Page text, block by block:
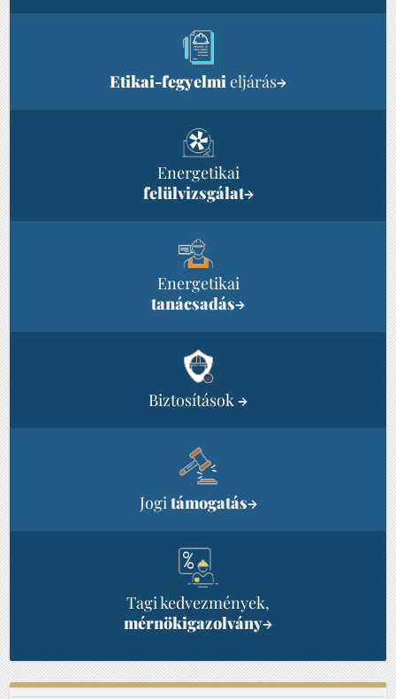
Etikai-fegyelmi eljárás→
Energetikai
felülvizsgálat→
Energetikai
tanácsadás→
Biztosítások→
Jogi támogatás→
Tagi kedvezmények,
mérnökigazolvány→